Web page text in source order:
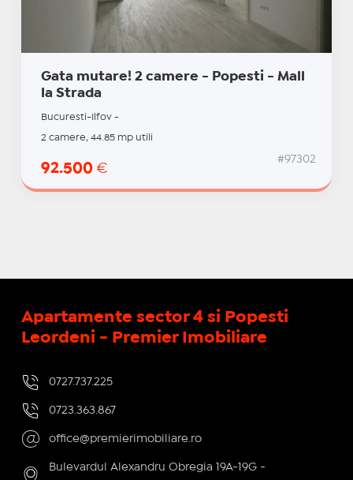
Gata mutare! 2 camere - Popesti - Mall
la Strada
Bucuresti-Ilfov -
2 camere, 44.85 mp utili
92.500 €
#97302
Apartamente sector 4 si Popesti
Leordeni - Premier Imobiliare
0727.737.225
0723.363.867
office@premierimobiliare.ro
Bulevardul Alexandru Obregia 19A-19G -